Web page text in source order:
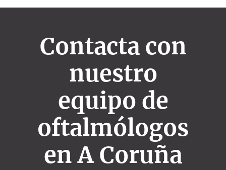
Contacta con
nuestro
equipo de
oftalmólogos
en A Coruña